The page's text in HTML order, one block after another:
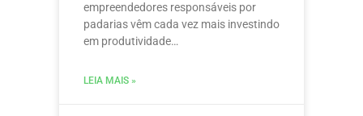
empreendedores responsáveis por
padarias vêm cada vez mais investindo
em produtividade…
LEIA MAIS »